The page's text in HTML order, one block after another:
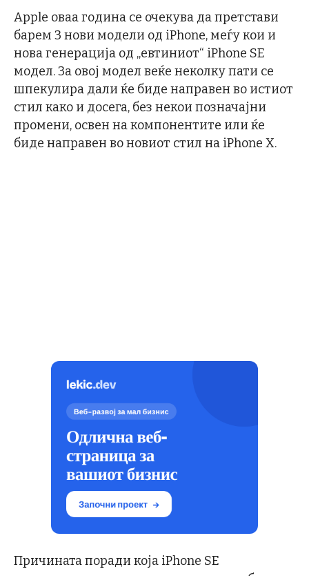
Apple оваа година се очекува да претстави
барем 3 нови модели од iPhone, меѓу кои и
нова генерација од „евтиниот“ iPhone SE
модел. За овој модел веќе неколку пати се
шпекулира дали ќе биде направен во истиот
стил како и досега, без некои позначајни
промени, освен на компонентите или ќе
биде направен во новиот стил на iPhone X.
Причината поради која iPhone SE